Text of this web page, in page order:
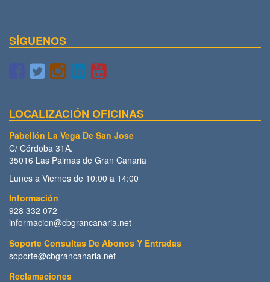
SÍGUENOS
LOCALIZACIÓN OFICINAS
Pabellón La Vega De San Jose
C/ Córdoba 31A.
35016 Las Palmas de Gran Canaria
Lunes a Viernes de 10:00 a 14:00
Información
928 332 072
informacion@cbgrancanaria.net
Soporte Consultas De Abonos Y Entradas
soporte@cbgrancanaria.net
Reclamaciones